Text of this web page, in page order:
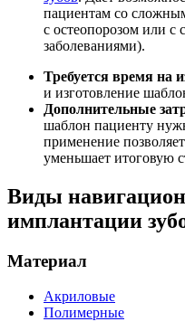
пациентам со
с остеопорозом или с
заболеваниями).
Требуется время на
и изготовление
Дополнительные
шаблон пациенту
применение
уменьшает итоговую
Виды
имплантации
Материал
Акриловые
Полимерные